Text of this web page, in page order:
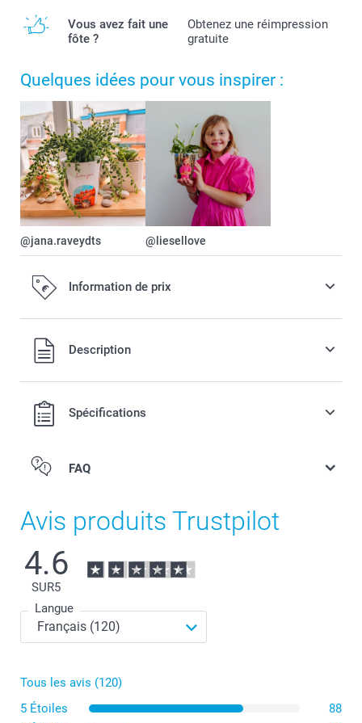
Vous avez fait une
fôte ?
Obtenez une réimpression
gratuite
Quelques idées pour vous inspirer :
@jana.raveydts @liesellove
Information de prix
Tous les prix sont en EURO (€), TVA incluse et hors frais de
port.
Description
Spécifications
Petit pot de fleurs
FAQ
Avis produits Trustpilot
4.6
SUR5
Langue
Tous les avis (120)
5 Étoiles
88